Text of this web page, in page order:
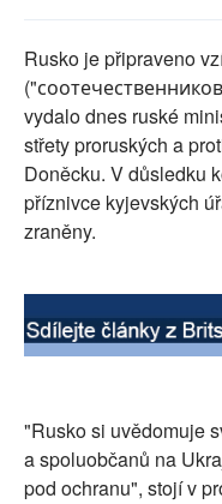
RUBRIKY
PLNÁ VERZE STRÁNEK
Rusko je připraveno
vydalo dnes ruské
střety proruských a
Doněcku. V důsledku
příznivce kyjevských
zraněny.
"Rusko si uvědomuje
a spoluobčanů na
pod ochranu", stojí v